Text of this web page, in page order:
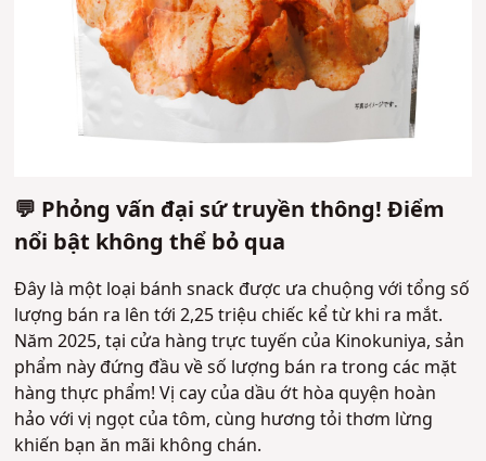
💬 Phỏng vấn đại sứ truyền thông! Điểm
nổi bật không thể bỏ qua
Đây là một loại bánh snack được ưa chuộng với tổng số
lượng bán ra lên tới 2,25 triệu chiếc kể từ khi ra mắt.
Năm 2025, tại cửa hàng trực tuyến của Kinokuniya, sản
phẩm này đứng đầu về số lượng bán ra trong các mặt
hàng thực phẩm! Vị cay của dầu ớt hòa quyện hoàn
hảo với vị ngọt của tôm, cùng hương tỏi thơm lừng
khiến bạn ăn mãi không chán.